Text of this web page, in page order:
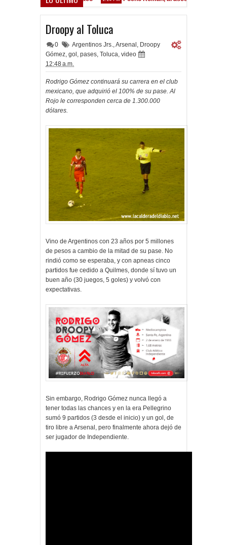
Droopy al Toluca
0 Argentinos Jrs.,Arsenal , Droopy
Gómez, gol , pases, Toluca, video
12:48 a.m.
Rodrigo Gómez continuará su carrera en el club
mexicano, que adquirió el 100% de su pase. Al
Rojo le corresponden cerca de 1.300.000
dólares.
Vino de Argentinos con 23 años por 5 millones
de pesos a cambio de la mitad de su pase. No
rindió como se esperaba, y con apneas cinco
partidos fue cedido a Quilmes, donde sí tuvo un
buen año (30 juegos, 5 goles) y volvó con
expectativas.
Sin embargo, Rodrigo Gómez nunca llegó a
tener todas las chances y en la era Pellegrino
sumó 9 partidos (3 desde el inicio) y un gol, de
tiro libre a Arsenal, pero finalmente ahora dejó de
ser jugador de Independiente.